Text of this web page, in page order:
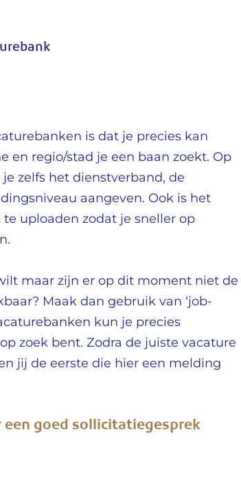
is dat je precies kan
en regio/stad je een baan zoekt. Op
zelfs het dienstverband, de
aangeven. Ook is het
uploaden zodat je sneller op
maar zijn er op dit moment niet de
Maak dan gebruik van ‘job-
kun je precies
zoek bent. Zodra de juiste vacature
jij de eerste die hier een melding
goed sollicitatiegesprek